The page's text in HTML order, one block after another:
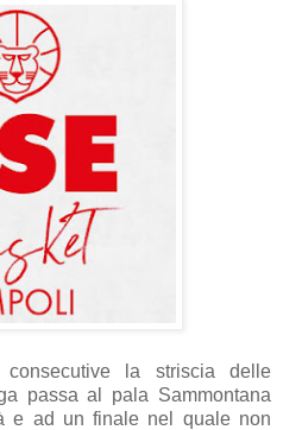
la striscia delle
passa al pala Sammontana
e ad un finale nel quale non